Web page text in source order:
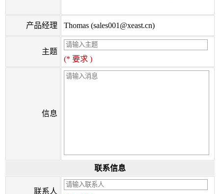
产品经理 Thomas (sales001@xeast.cn)
主题
(* 要求 )
信息
联系信息
联系人